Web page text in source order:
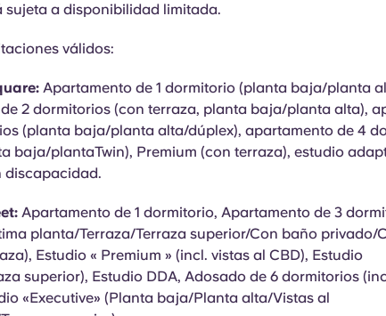
sujeta a disponibilidad limitada.
válidos:
Apartamento de 1 dormitorio (planta baja/planta
2 dormitorios (con terraza, planta baja/planta alta),
(planta baja/planta alta/dúplex), apartamento de 4
baja/plantaTwin), Premium (con terraza), estudio
discapacidad.
Apartamento de 1 dormitorio, Apartamento de 3
planta/Terraza/Terraza superior/Con baño privado/
Estudio « Premium » (incl. vistas al CBD), Estudio
superior), Estudio DDA, Adosado de 6 dormitorios
«Executive» (Planta baja/Planta alta/Vistas al